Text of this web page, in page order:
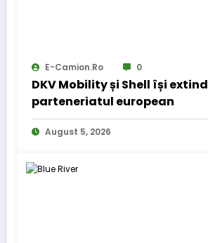
E-Camion.ro 0
DKV Mobility și Shell își extind
parteneriatul european
August 5, 2026